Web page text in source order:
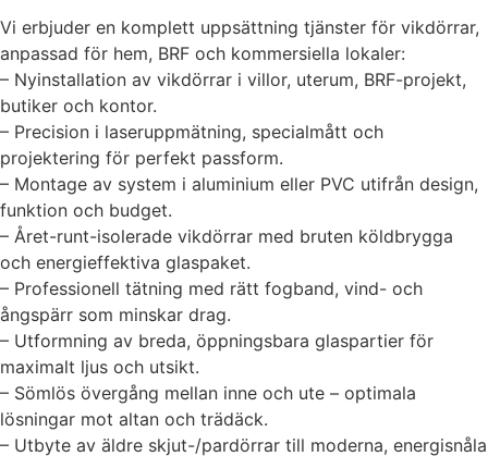
Vi erbjuder en komplett uppsättning tjänster för vikdörrar,
anpassad för hem, BRF och kommersiella lokaler:
– Nyinstallation av vikdörrar i villor, uterum, BRF-projekt,
butiker och kontor.
– Precision i laseruppmätning, specialmått och
projektering för perfekt passform.
– Montage av system i aluminium eller PVC utifrån design,
funktion och budget.
– Året-runt-isolerade vikdörrar med bruten köldbrygga
och energieffektiva glaspaket.
– Professionell tätning med rätt fogband, vind- och
ångspärr som minskar drag.
– Utformning av breda, öppningsbara glaspartier för
maximalt ljus och utsikt.
– Sömlös övergång mellan inne och ute – optimala
lösningar mot altan och trädäck.
– Utbyte av äldre skjut-/pardörrar till moderna, energisnåla